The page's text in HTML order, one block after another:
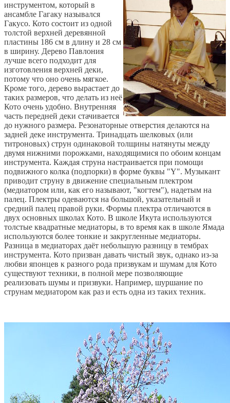
инструментом, который в
ансамбле Гагаку назывался
Гакусо. Кото состоит из одной
толстой верхней деревянной
пластины 186 см в длину и 28 см
в ширину. Дерево Павлония
лучше всего подходит для
изготовления верхней деки,
потому что оно очень мягкое.
Кроме того, дерево вырастает до
таких размеров, что делать из неё
Кото очень удобно. Внутренняя
часть передней деки стачивается
до нужного размера. Резонаторные отверстия делаются на
задней деке инструмента. Тринадцать шелковых (или
титроновых) струн одинаковой толщины натянуты между
двумя нижними порожками, находящимися по обоим концам
инструмента. Каждая струна настраивается при помощи
подвижного колка (подпорки) в форме буквы "Y". Музыкант
приводит струну в движение специальным плектром
(медиатором или, как его называют, "когтем"), надетым на
палец. Плектры одеваются на большой, указательный и
средний палец правой руки. Формы плектра отличаются в
двух основных школах Кото. В школе Икута используются
толстые квадратные медиаторы, в то время как в школе Ямада
используются более тонкие и закругленные медиаторы.
Разница в медиаторах даёт небольшую разницу в тембрах
инструмента. Кото призван давать чистый звук, однако из-за
любви японцев к разного рода призвукам и шумам для Кото
существуют техники, в полной мере позволяющие
реализовать шумы и призвуки. Например, шуршание по
струнам медиатором как раз и есть одна из таких техник.